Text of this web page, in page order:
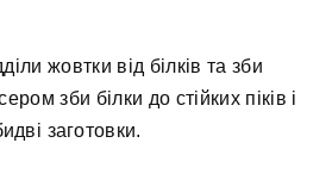
жовтки від білків та зби
зби білки до стійких піків і
заготовки.